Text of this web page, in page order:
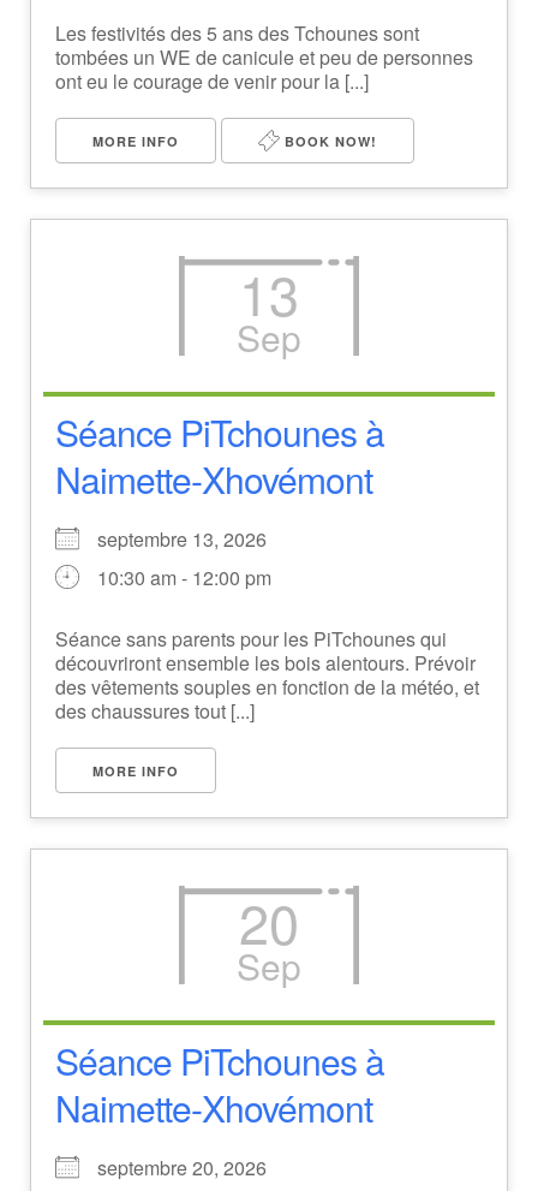
Les festivités des 5 ans des Tchounes sont
tombées un WE de canicule et peu de personnes
ont eu le courage de venir pour la [...]
MORE INFO BOOK NOW!
13
Sep
Séance PiTchounes à
Naimette-Xhovémont
septembre 13, 2026
10:30 am - 12:00 pm
Séance sans parents pour les PiTchounes qui
découvriront ensemble les bois alentours. Prévoir
des vêtements souples en fonction de la météo, et
des chaussures tout [...]
MORE INFO
20
Sep
Séance PiTchounes à
Naimette-Xhovémont
septembre 20, 2026